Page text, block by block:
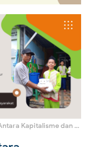
dan Kesenjangan Ekonomi